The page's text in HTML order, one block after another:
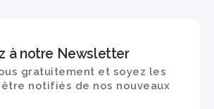
à notre Newsletter
gratuitement et soyez les
notifiés de nos nouveaux